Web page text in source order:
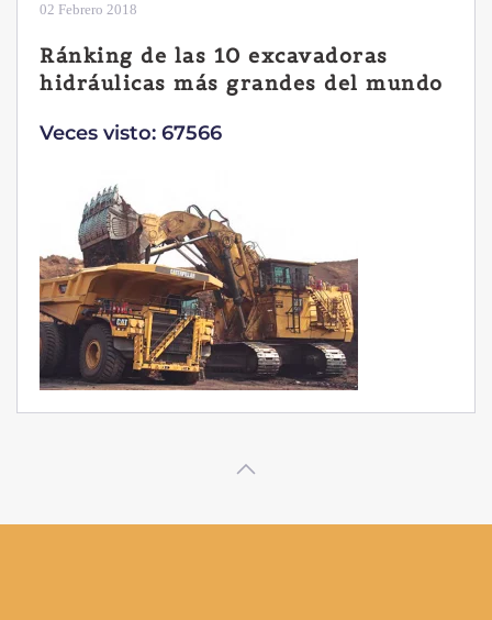
02 Febrero 2018
Ránking de las 10 excavadoras
hidráulicas más grandes del mundo
Veces visto: 67566